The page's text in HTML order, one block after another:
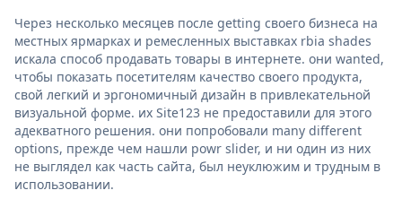
Через несколько месяцев после getting своего бизнеса на
местных ярмарках и ремесленных выставках rbia shades
искала способ продавать товары в интернете. они wanted,
чтобы показать посетителям качество своего продукта,
свой легкий и эргономичный дизайн в привлекательной
визуальной форме. их Site123 не предоставили для этого
адекватного решения. они попробовали many different
options, прежде чем нашли powr slider, и ни один из них
не выглядел как часть сайта, был неуклюжим и трудным в
использовании.